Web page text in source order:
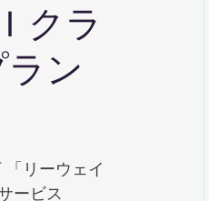
クラ
ン
リーウェイ
ービス